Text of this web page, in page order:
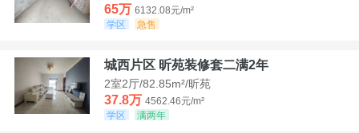
65万 6132.08元/m²
学区
急售
城西片区 昕苑装修套二满2年
2室2厅/82.85m²/昕苑
37.8万 4562.46元/m²
学区
满两年